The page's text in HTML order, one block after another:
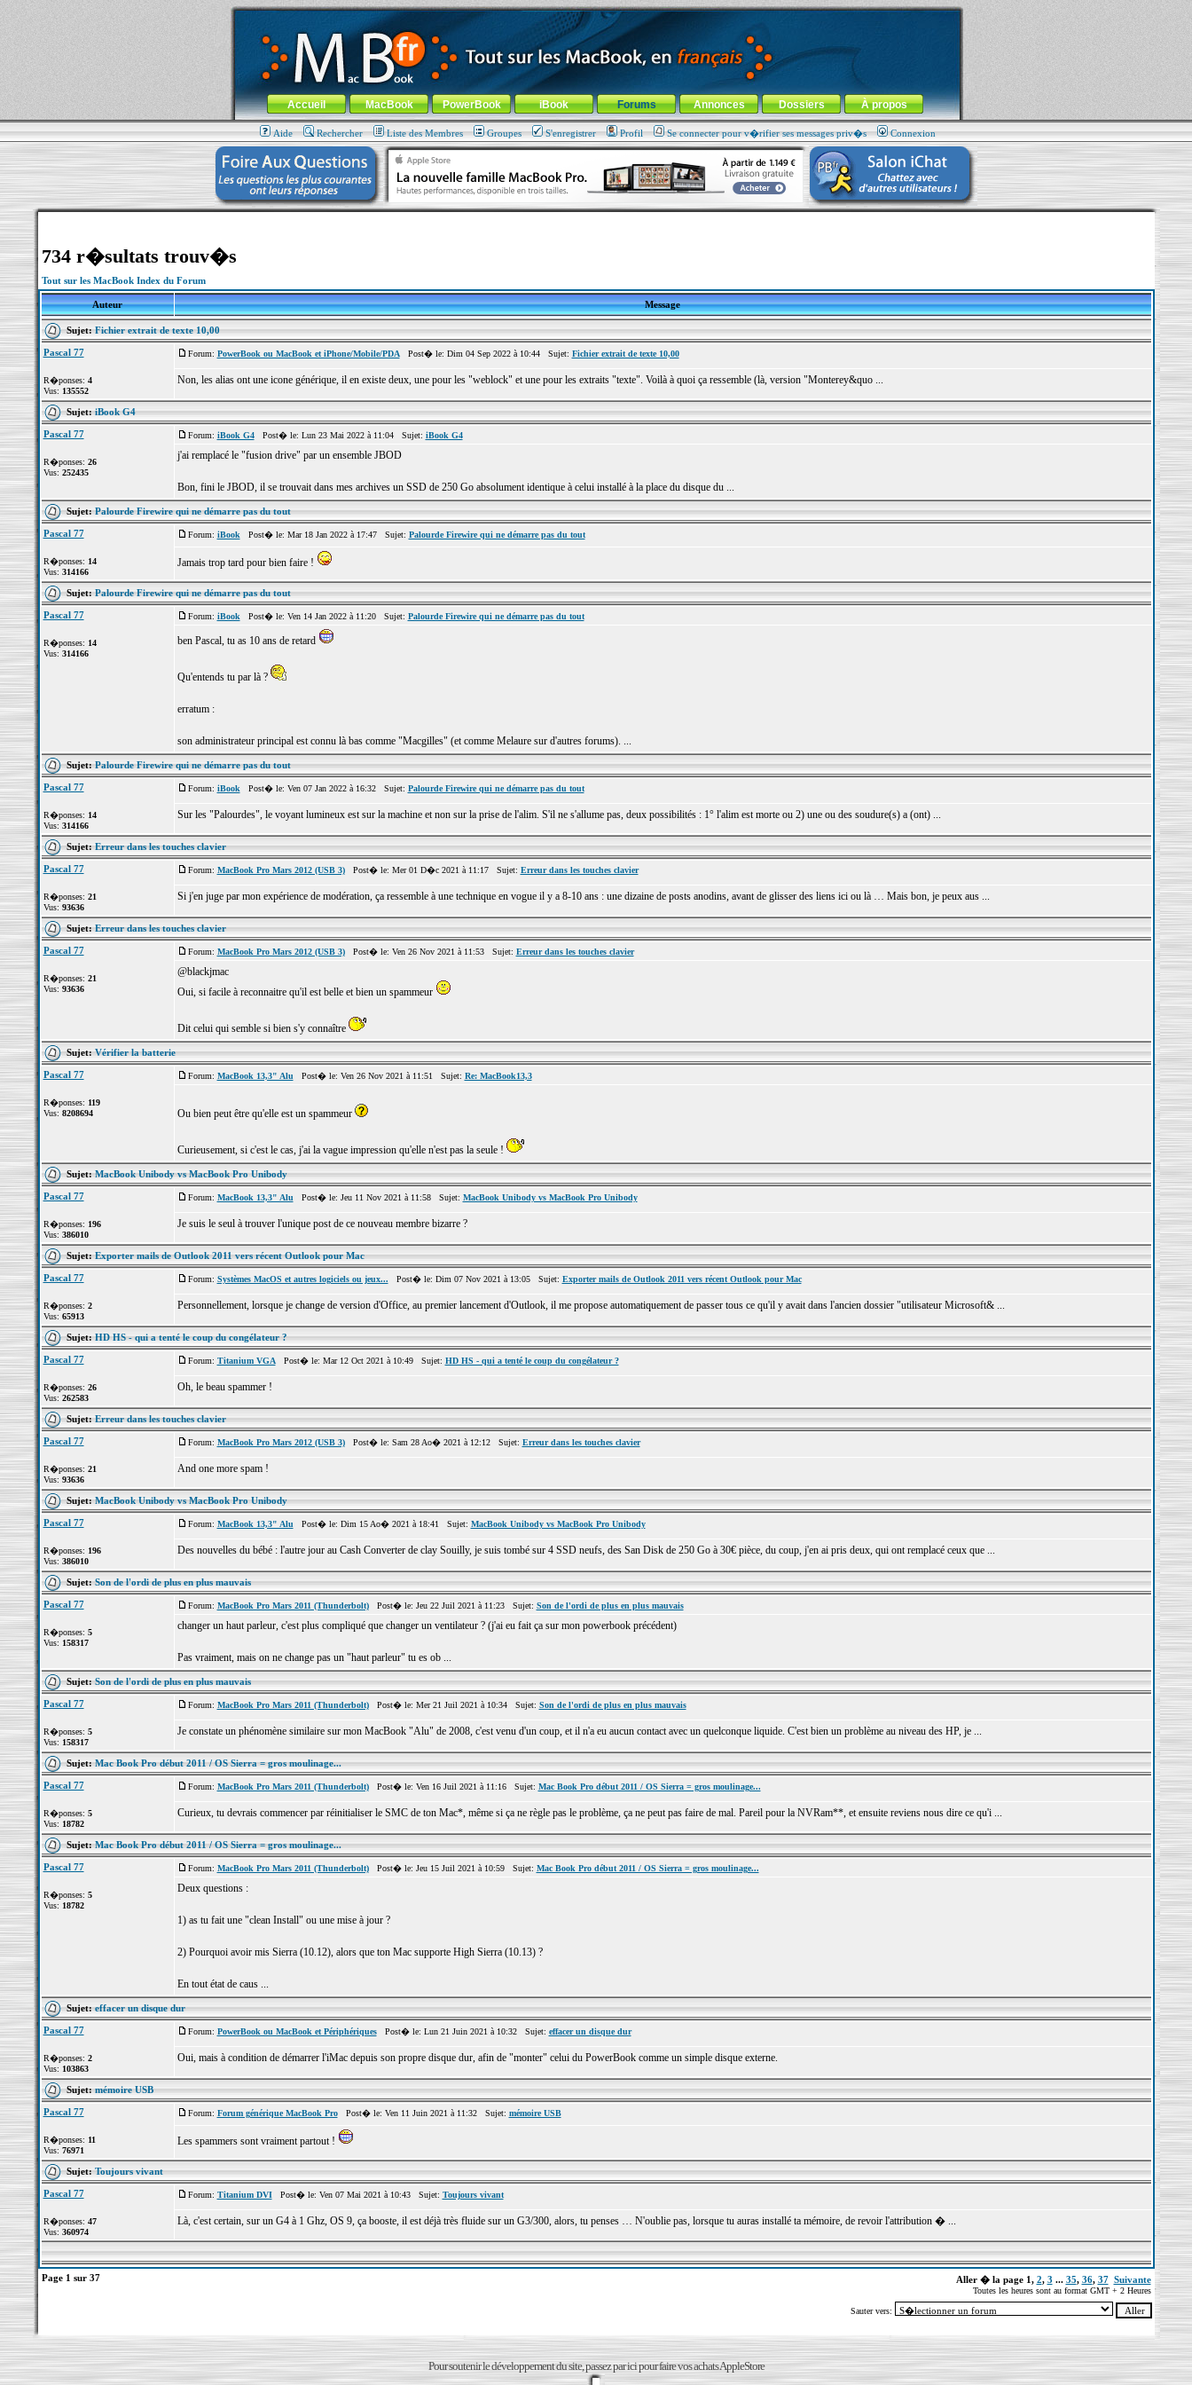
MacBook-fr.com : 100% Apple... 100% nomade !
Aller au contenu-Aller au menu général-Aller au menu de la rubrique
Menu général
Accueil MacBook PowerBook iBook Forums Annonces Dossiers À propos
Aide Rechercher Liste des Membres Groupes S'enregistrer Profil Se connecter pour v�rifier ses messages priv�s Connexion
734 r�sultats trouv�s
Tout sur les MacBook Index du Forum
Auteur Message
Sujet:Fichier extrait de texte 10,00
Pascal 77
R�ponses: 4
Vus: 135552
Forum: PowerBook ou MacBook et iPhone/Mobile/PDAPost� le: Dim 04 Sep 2022 à 10:44 Sujet: Fichier extrait de texte 10,00
Non, les alias ont une icone générique, il en existe deux, une pour les "weblock" et une pour les extraits "texte". Voilà à quoi ça ressemble (là, version "Monterey&quo ...
Sujet:iBook G4
Pascal 77
R�ponses: 26
Vus: 252435
Forum: iBook G4Post� le: Lun 23 Mai 2022 à 11:04 Sujet: iBook G4
j'ai remplacé le "fusion drive" par un ensemble JBOD
Bon, fini le JBOD, il se trouvait dans mes archives un SSD de 250 Go absolument identique à celui installé à la place du disque du ...
Sujet:Palourde Firewire qui ne démarre pas du tout
Pascal 77
R�ponses: 14
Vus: 314166
Forum: iBook Post� le: Mar 18 Jan 2022 à 17:47 Sujet: Palourde Firewire qui ne démarre pas du tout
Jamais trop tard pour bien faire !
Sujet:Palourde Firewire qui ne démarre pas du tout
Pascal 77
R�ponses: 14
Vus: 314166
Forum: iBook Post� le: Ven 14 Jan 2022 à 11:20 Sujet: Palourde Firewire qui ne démarre pas du tout
ben Pascal, tu as 10 ans de retard
Qu'entends tu par là ?
erratum :
son administrateur principal est connu là bas comme "Macgilles" (et comme Melaure sur d'autres forums). ...
Sujet:Palourde Firewire qui ne démarre pas du tout
Pascal 77
R�ponses: 14
Vus: 314166
Forum: iBook Post� le: Ven 07 Jan 2022 à 16:32 Sujet: Palourde Firewire qui ne démarre pas du tout
Sur les "Palourdes", le voyant lumineux est sur la machine et non sur la prise de l'alim. S'il ne s'allume pas, deux possibilités : 1° l'alim est morte ou 2) une ou des soudure(s) a (ont) ...
Sujet:Erreur dans les touches clavier
Pascal 77
R�ponses: 21
Vus: 93636
Forum: MacBook Pro Mars 2012 (USB 3)Post� le: Mer 01 D�c 2021 à 11:17 Sujet: Erreur dans les touches clavier
Si j'en juge par mon expérience de modération, ça ressemble à une technique en vogue il y a 8-10 ans : une dizaine de posts anodins, avant de glisser des liens ici ou là … Mais bon, je peux aus ...
Sujet:Erreur dans les touches clavier
Pascal 77
R�ponses: 21
Vus: 93636
Forum: MacBook Pro Mars 2012 (USB 3)Post� le: Ven 26 Nov 2021 à 11:53 Sujet: Erreur dans les touches clavier
@blackjmac
Oui, si facile à reconnaitre qu'il est belle et bien un spammeur
Dit celui qui semble si bien s'y connaître
Sujet:Vérifier la batterie
Pascal 77
R�ponses: 119
Vus: 8208694
Forum: MacBook 13,3" Alu Post� le: Ven 26 Nov 2021 à 11:51 Sujet: Re: MacBook13,3
Ou bien peut être qu'elle est un spammeur
Curieusement, si c'est le cas, j'ai la vague impression qu'elle n'est pas la seule !
Sujet:MacBook Unibody vs MacBook Pro Unibody
Pascal 77
R�ponses: 196
Vus: 386010
Forum: MacBook 13,3" Alu Post� le: Jeu 11 Nov 2021 à 11:58 Sujet: MacBook Unibody vs MacBook Pro Unibody
Je suis le seul à trouver l'unique post de ce nouveau membre bizarre ?
Sujet:Exporter mails de Outlook 2011 vers récent Outlook pour Mac
Pascal 77
R�ponses: 2
Vus: 65913
Forum: Systèmes MacOS et autres logiciels ou jeux... Post� le: Dim 07 Nov 2021 à 13:05 Sujet: Exporter mails de Outlook 2011 vers récent Outlook pour Mac
Personnellement, lorsque je change de version d'Office, au premier lancement d'Outlook, il me propose automatiquement de passer tous ce qu'il y avait dans l'ancien dossier "utilisateur Microsoft& ...
Sujet:HD HS - qui a tenté le coup du congélateur ?
Pascal 77
R�ponses: 26
Vus: 262583
Forum: Titanium VGAPost� le: Mar 12 Oct 2021 à 10:49 Sujet: HD HS - qui a tenté le coup du congélateur ?
Oh, le beau spammer !
Sujet:Erreur dans les touches clavier
Pascal 77
R�ponses: 21
Vus: 93636
Forum: MacBook Pro Mars 2012 (USB 3)Post� le: Sam 28 Ao� 2021 à 12:12 Sujet: Erreur dans les touches clavier
And one more spam !
Sujet:MacBook Unibody vs MacBook Pro Unibody
Pascal 77
R�ponses: 196
Vus: 386010
Forum: MacBook 13,3" Alu Post� le: Dim 15 Ao� 2021 à 18:41 Sujet: MacBook Unibody vs MacBook Pro Unibody
Des nouvelles du bébé : l'autre jour au Cash Converter de clay Souilly, je suis tombé sur 4 SSD neufs, des San Disk de 250 Go à 30€ pièce, du coup, j'en ai pris deux, qui ont remplacé ceux que ...
Sujet:Son de l'ordi de plus en plus mauvais
Pascal 77
R�ponses: 5
Vus: 158317
Forum: MacBook Pro Mars 2011 (Thunderbolt)Post� le: Jeu 22 Juil 2021 à 11:23 Sujet: Son de l'ordi de plus en plus mauvais
changer un haut parleur, c'est plus compliqué que changer un ventilateur ? (j'ai eu fait ça sur mon powerbook précédent)
Pas vraiment, mais on ne change pas un "haut parleur" tu es ob ...
Sujet:Son de l'ordi de plus en plus mauvais
Pascal 77
R�ponses: 5
Vus: 158317
Forum: MacBook Pro Mars 2011 (Thunderbolt)Post� le: Mer 21 Juil 2021 à 10:34 Sujet: Son de l'ordi de plus en plus mauvais
Je constate un phénomène similaire sur mon MacBook "Alu" de 2008, c'est venu d'un coup, et il n'a eu aucun contact avec un quelconque liquide. C'est bien un problème au niveau des HP, je ...
Sujet:Mac Book Pro début 2011 / OS Sierra = gros moulinage...
Pascal 77
R�ponses: 5
Vus: 18782
Forum: MacBook Pro Mars 2011 (Thunderbolt)Post� le: Ven 16 Juil 2021 à 11:16 Sujet: Mac Book Pro début 2011 / OS Sierra = gros moulinage...
Curieux, tu devrais commencer par réinitialiser le SMC de ton Mac*, même si ça ne règle pas le problème, ça ne peut pas faire de mal. Pareil pour la NVRam**, et ensuite reviens nous dire ce qu'i ...
Sujet:Mac Book Pro début 2011 / OS Sierra = gros moulinage...
Pascal 77
R�ponses: 5
Vus: 18782
Forum: MacBook Pro Mars 2011 (Thunderbolt)Post� le: Jeu 15 Juil 2021 à 10:59 Sujet: Mac Book Pro début 2011 / OS Sierra = gros moulinage...
Deux questions :
1) as tu fait une "clean Install" ou une mise à jour ?
2) Pourquoi avoir mis Sierra (10.12), alors que ton Mac supporte High Sierra (10.13) ?
En tout état de caus ...
Sujet:effacer un disque dur
Pascal 77
R�ponses: 2
Vus: 103863
Forum: PowerBook ou MacBook et PériphériquesPost� le: Lun 21 Juin 2021 à 10:32 Sujet: effacer un disque dur
Oui, mais à condition de démarrer l'iMac depuis son propre disque dur, afin de "monter" celui du PowerBook comme un simple disque externe.
Sujet:mémoire USB
Pascal 77
R�ponses: 11
Vus: 76971
Forum: Forum générique MacBook ProPost� le: Ven 11 Juin 2021 à 11:32 Sujet: mémoire USB
Les spammers sont vraiment partout !
Sujet:Toujours vivant
Pascal 77
R�ponses: 47
Vus: 360974
Forum: Titanium DVIPost� le: Ven 07 Mai 2021 à 10:43 Sujet: Toujours vivant
Là, c'est certain, sur un G4 à 1 Ghz, OS 9, ça booste, il est déjà très fluide sur un G3/300, alors, tu penses … N'oublie pas, lorsque tu auras installé ta mémoire, de revoir l'attribution � ...
Page 1 sur 37 Aller � la page 1, 2, 3 ... 35, 36, 37 Suivante
Toutes les heures sont au format GMT + 2 Heures
Sauter vers:
Pour soutenir le développement du site, passez par ici pour faire vos achats AppleStore